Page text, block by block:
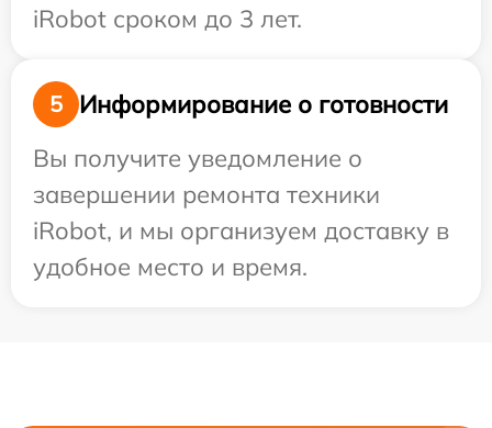
iRobot сроком до 3 лет.
5
Информирование о готовности
Вы получите уведомление о
завершении ремонта техники
iRobot, и мы организуем доставку в
удобное место и время.